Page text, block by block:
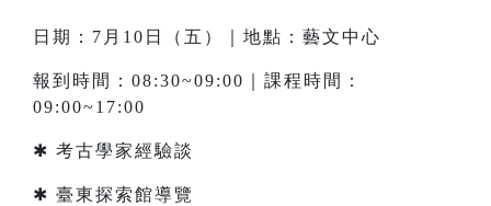
日期：7月10日（五）｜地點：藝文中心
報到時間：08:30~09:00｜課程時間：
09:00~17:00
✱ 考古學家經驗談
✱ 臺東探索館導覽